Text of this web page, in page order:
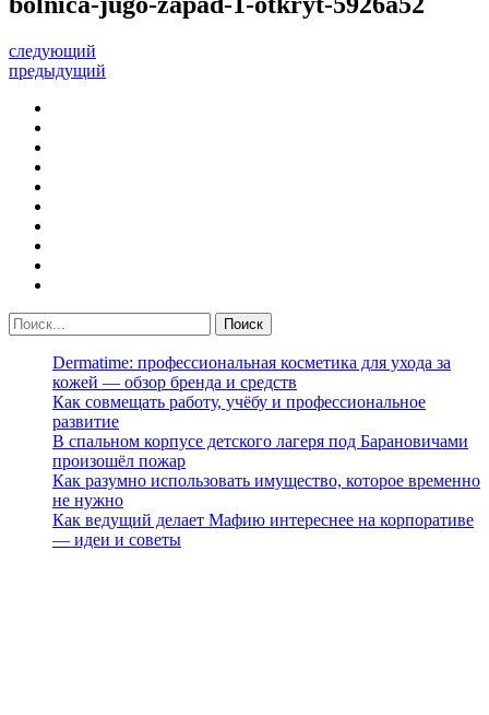
следующий
предыдущий
Dermatime: профессиональная косметика для ухода за
кожей — обзор бренда и средств
Как совмещать работу, учёбу и профессиональное
развитие
В спальном корпусе детского лагеря под Барановичами
произошёл пожар
Как разумно использовать имущество, которое временно
не нужно
Как ведущий делает Мафию интереснее на корпоративе
— идеи и советы